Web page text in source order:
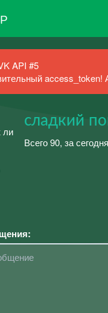
API #5
access_token!
сладкий
Всего 90, за